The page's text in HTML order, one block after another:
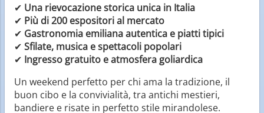
✔ Una rievocazione storica unica in Italia
✔ Più di 200 espositori al mercato
✔ Gastronomia emiliana autentica e piatti tipici
✔ Sfilate, musica e spettacoli popolari
✔ Ingresso gratuito e atmosfera goliardica
Un weekend perfetto per chi ama la tradizione, il
buon cibo e la convivialità, tra antichi mestieri,
bandiere e risate in perfetto stile mirandolese.